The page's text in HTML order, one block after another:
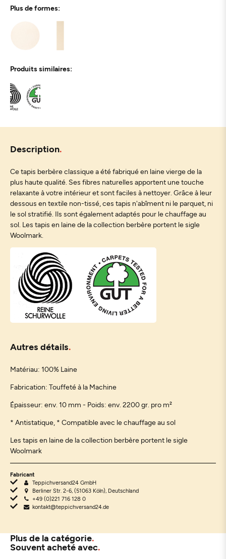
Plus de formes:
Produits similaires:
Description
Ce tapis berbère classique a été fabriqué en laine vierge de la
plus haute qualité. Ses fibres naturelles apportent une touche
relaxante à votre intérieur et sont faciles à nettoyer. Grâce à leur
dessous en textile non-tissé, ces tapis n'abîment ni le parquet, ni
le sol stratifié. Ils sont également adaptés pour le chauffage au
sol. Les tapis en laine de la collection berbère portent le sigle
Woolmark.
Autres détails
Matériau: 100% Laine
Fabrication: Touffeté à la Machine
Épaisseur: env. 10 mm - Poids: env. 2200 gr. pro m²
* Antistatique, * Compatible avec le chauffage au sol
Les tapis en laine de la collection berbère portent le sigle
Woolmark
Fabricant
Teppichversand24 GmbH
Berliner Str. 2-6, (51063 Köln), Deutschland
+49 (0)221 716 128 0
kontakt@teppichversand24.de
Plus de la catégorie
Souvent acheté avec